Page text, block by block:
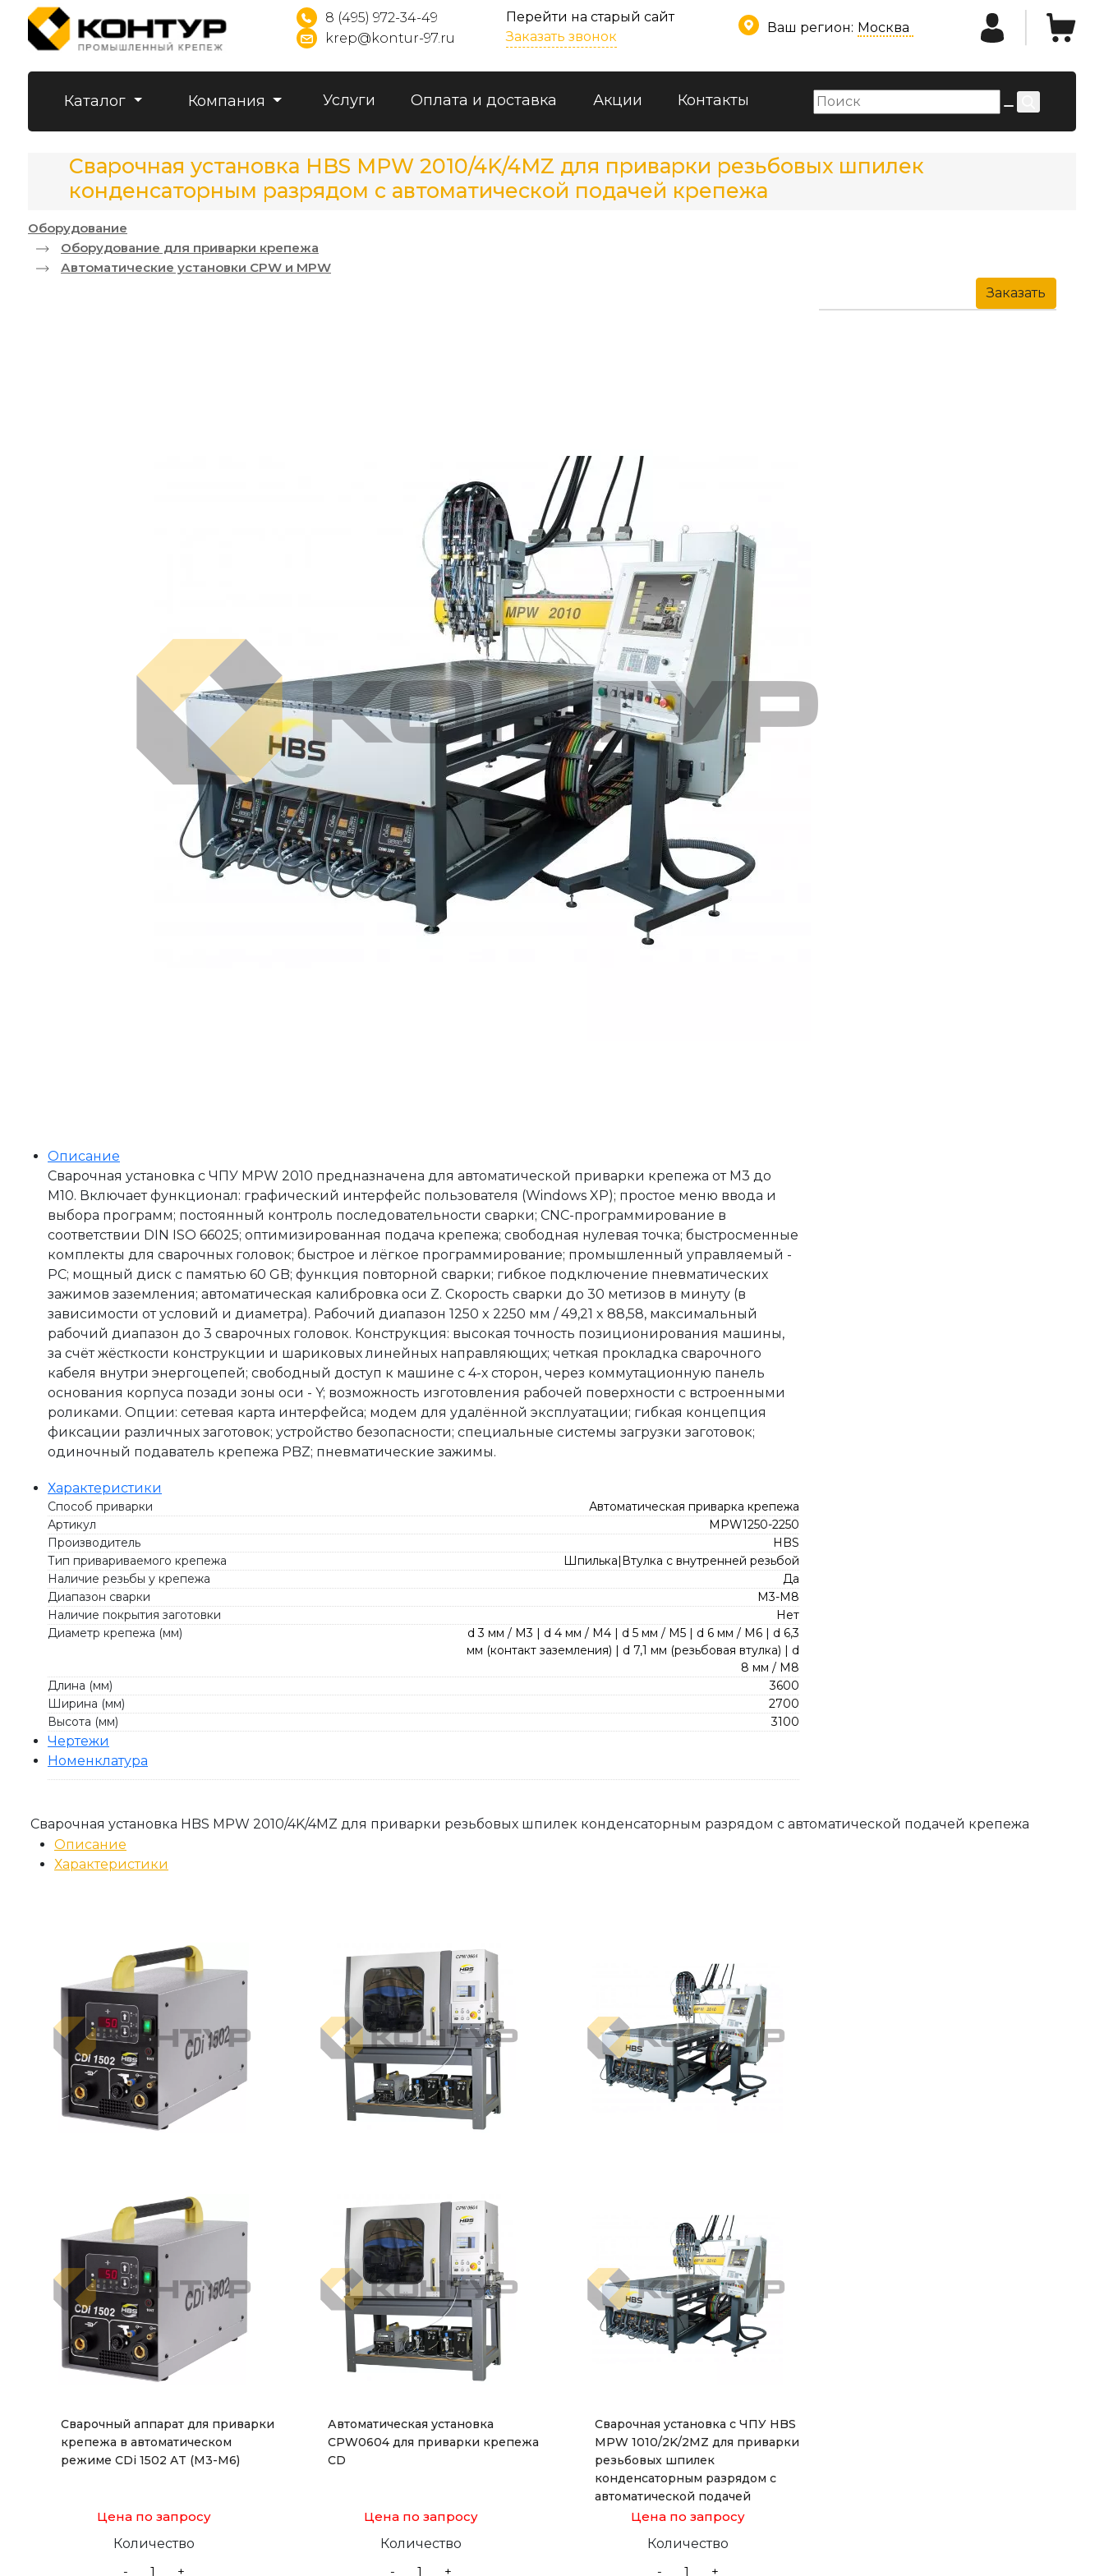
8 (495) 972-34-49
krep@kontur-97.ru
Перейти на старый сайт
Заказать звонок
Ваш регион: Москва
Каталог Компания Услуги Оплата и доставка Акции Контакты
Сварочная установка HBS MPW 2010/4K/4MZ для приварки резьбовых шпилек
конденсаторным разрядом с автоматической подачей крепежа
Оборудование
Оборудование для приварки крепежа
Автоматические установки CPW и MPW
Заказать
Описание
Сварочная установка с ЧПУ MPW 2010 предназначена для автоматической приварки крепежа от М3 до
М10. Включает функционал: графический интерфейс пользователя (Windows XP); простое меню ввода и
выбора программ; постоянный контроль последовательности сварки; CNC-программирование в
соответствии DIN ISO 66025; оптимизированная подача крепежа; свободная нулевая точка; быстросменные
комплекты для сварочных головок; быстрое и лёгкое программирование; промышленный управляемый -
PC; мощный диск с памятью 60 GB; функция повторной сварки; гибкое подключение пневматических
зажимов заземления; автоматическая калибровка оси Z. Скорость сварки до 30 метизов в минуту (в
зависимости от условий и диаметра). Рабочий диапазон 1250 x 2250 мм / 49,21 x 88,58, максимальный
рабочий диапазон до 3 сварочных головок. Конструкция: высокая точность позиционирования машины,
за счёт жёсткости конструкции и шариковых линейных направляющих; четкая прокладка сварочного
кабеля внутри энергоцепей; свободный доступ к машине с 4-х сторон, через коммутационную панель
основания корпуса позади зоны оси - Y; возможность изготовления рабочей поверхности с встроенными
роликами. Опции: сетевая карта интерфейса; модем для удалённой эксплуатации; гибкая концепция
фиксации различных заготовок; устройство безопасности; специальные системы загрузки заготовок;
одиночный подаватель крепежа PBZ; пневматические зажимы.
Характеристики
Способ приварки
Автоматическая приварка крепежа
Артикул
MPW1250-2250
Производитель
HBS
Тип привариваемого крепежа
Шпилька|Втулка с внутренней резьбой
Наличие резьбы у крепежа
Да
Диапазон сварки
М3-М8
Наличие покрытия заготовки
Нет
Диаметр крепежа (мм)
d 3 мм / M3 | d 4 мм / M4 | d 5 мм / M5 | d 6 мм / M6 | d 6,3
мм (контакт заземления) | d 7,1 мм (резьбовая втулка) | d
8 мм / M8
Длина (мм)
3600
Ширина (мм)
2700
Высота (мм)
3100
Чертежи
Номенклатура
Сварочная установка HBS MPW 2010/4K/4MZ для приварки резьбовых шпилек конденсаторным разрядом с автоматической подачей крепежа
Описание
Характеристики
Сварочный аппарат для приварки
крепежа в автоматическом
режиме CDi 1502 AT (М3-М6)
Цена по запросу
Количество
-
+
Автоматическая установка
CPW0604 для приварки крепежа
CD
Цена по запросу
Количество
-
+
Сварочная установка с ЧПУ HBS
MPW 1010/2K/2MZ для приварки
резьбовых шпилек
конденсаторным разрядом с
автоматической подачей
Цена по запросу
Количество
-
+